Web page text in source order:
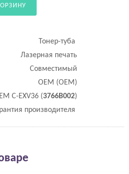
Тонер-туба
Лазерная печать
Совместимый
OEM (ОЕМ)
C-EXV36 (3766B002)
производителя